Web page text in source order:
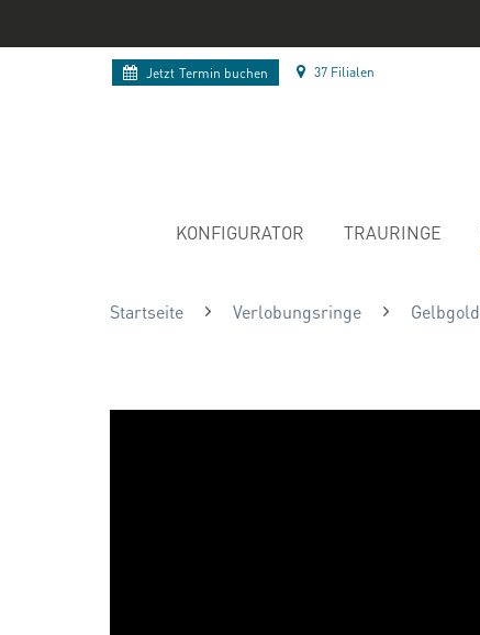
Jetzt Termin buchen 37 Filialen
KONFIGURATOR TRAURINGE
Startseite Verlobungsringe Gelbgold